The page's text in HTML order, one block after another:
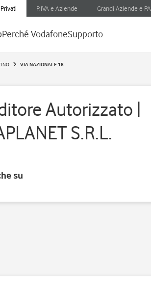
Privati P.IVA e Aziende Grandi Aziende e PA
Perché VodafoneSupporto
VIA NAZIONALE 18
Autorizzato |
S.R.L.
su